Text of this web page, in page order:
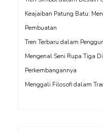
Keajaiban Patung Batu:
Pembuatan
Tren Terbaru dalam
Mengenal Seni Rupa Tiga
Perkembangannya
Menggali Filosofi dalam